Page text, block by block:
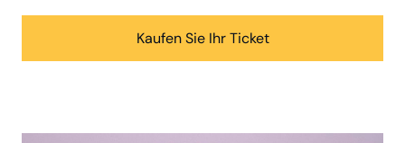
Kaufen Sie Ihr Ticket